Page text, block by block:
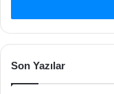
Son Yazılar